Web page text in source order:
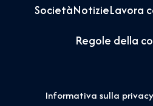
SocietàNotizieLavora
Regole della
Informativa sulla privacy